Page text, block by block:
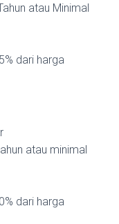
atau Minimal
dari harga
atau minimal
dari harga